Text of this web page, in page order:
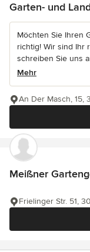
Garten- und
Möchten Sie Ihren
richtig! Wir sind Ihr
schreiben Sie uns
Mehr
An Der Masch, 15,
Meißner
Frielinger Str. 51,